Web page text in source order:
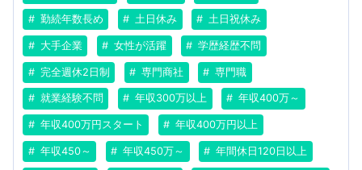
勤続年数長め 土日休み 土日祝休み
大手企業 女性が活躍 学歴経歴不問
完全週休2日制 専門商社 専門職
就業経験不問 年収300万以上 年収400万～
年収400万円スタート 年収400万円以上
年収450～ 年収450万～ 年間休日120日以上